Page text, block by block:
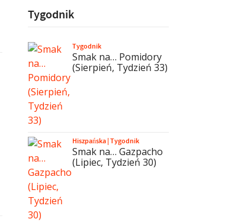
Tygodnik
Tygodnik
Smak na… Pomidory
(Sierpień, Tydzień 33)
Hiszpańska|Tygodnik
Smak na… Gazpacho
(Lipiec, Tydzień 30)